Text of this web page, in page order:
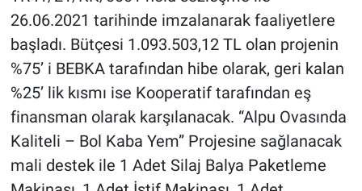
26.06.2021 tarihinde imzalanarak faaliyetlere
başladı. Bütçesi 1.093.503,12 TL olan projenin
%75’ i BEBKA tarafından hibe olarak, geri kalan
%25’ lik kısmı ise Kooperatif tarafından eş
finansman olarak karşılanacak. “Alpu Ovasında
Kaliteli – Bol Kaba Yem” Projesine sağlanacak
mali destek ile 1 Adet Silaj Balya Paketleme